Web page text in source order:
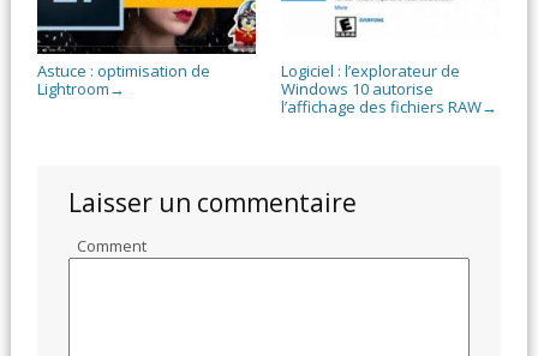
Astuce : optimisation de
Lightroom →
Logiciel : l’explorateur de
Windows 10 autorise
l’affichage des fichiers RAW→
Laisser un commentaire
Comment